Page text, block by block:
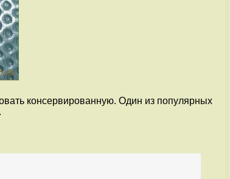
консервированную. Один из популярных